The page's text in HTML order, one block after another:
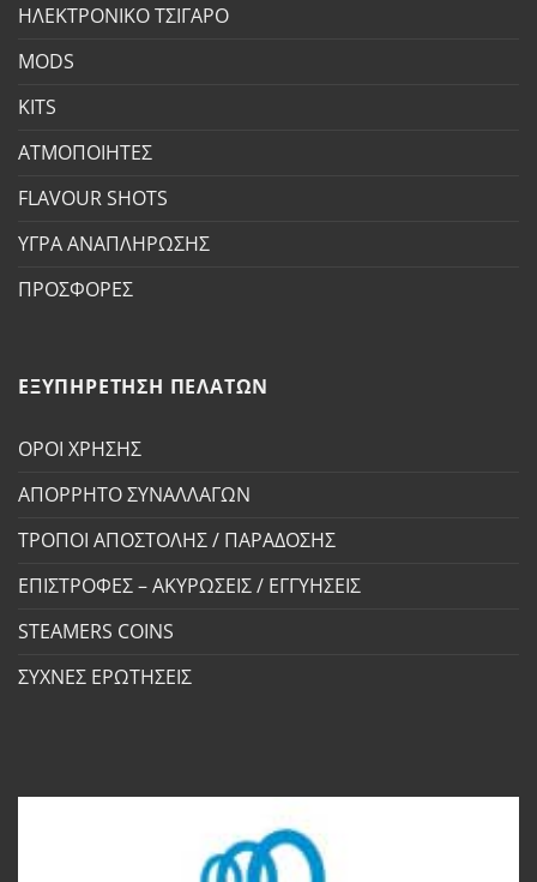
ΗΛΕΚΤΡΟΝΙΚΟ ΤΣΙΓΑΡΟ
MODS
KITS
ΑΤΜΟΠΟΙΗΤΕΣ
FLAVOUR SHOTS
ΥΓΡΑ ΑΝΑΠΛΗΡΩΣΗΣ
ΠΡΟΣΦΟΡΕΣ
ΕΞΥΠΗΡΕΤΗΣΗ ΠΕΛΑΤΩΝ
ΟΡΟΙ ΧΡΗΣΗΣ
ΑΠΟΡΡΗΤΟ ΣΥΝΑΛΛΑΓΩΝ
ΤΡΟΠΟΙ ΑΠΟΣΤΟΛΗΣ / ΠΑΡΑΔΟΣΗΣ
ΕΠΙΣΤΡΟΦΕΣ – ΑΚΥΡΩΣΕΙΣ / ΕΓΓΥΗΣΕΙΣ
STEAMERS COINS
ΣΥΧΝΕΣ ΕΡΩΤΗΣΕΙΣ